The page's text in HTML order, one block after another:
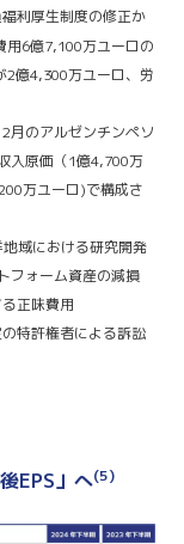
利厚生制度の修正か
用6億7,100万ユーロの
2億4,300万ユーロ、労
月のアルゼンチンペソ
入原価（1億4,700万
万ユーロ)で構成さ
域における研究開発
フォーム資産の減損
正味費用
特許権者による訴訟
EPS」へ(5)